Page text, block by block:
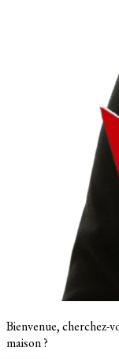
Bienvenue, cherchez-
maison ?